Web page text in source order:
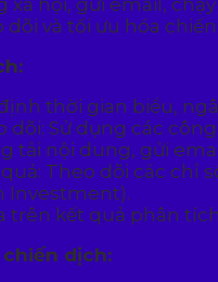
và tối ưu hóa
thời gian biểu,
Sử dụng các
tải nội dung, gửi
Theo dõi các
Investment).
trên kết quả phân
dịch: